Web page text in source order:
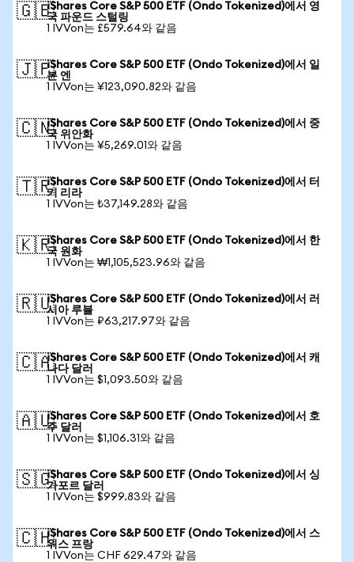
🇬🇧iShares Core S&P 500 ETF (Ondo Tokenized)에서 영
국 파운드 스털링
1 IVVon는 £579.64와 같음
🇯🇵iShares Core S&P 500 ETF (Ondo Tokenized)에서 일
본 엔
1 IVVon는 ¥123,090.82와 같음
🇨🇳iShares Core S&P 500 ETF (Ondo Tokenized)에서 중
국 위안화
1 IVVon는 ¥5,269.01와 같음
🇹🇷iShares Core S&P 500 ETF (Ondo Tokenized)에서 터
키 리라
1 IVVon는 ₺37,149.28와 같음
🇰🇷iShares Core S&P 500 ETF (Ondo Tokenized)에서 한
국 원화
1 IVVon는 ₩1,105,523.96와 같음
🇷🇺iShares Core S&P 500 ETF (Ondo Tokenized)에서 러
시아 루블
1 IVVon는 ₽63,217.97와 같음
🇨🇦iShares Core S&P 500 ETF (Ondo Tokenized)에서 캐
나다 달러
1 IVVon는 $1,093.50와 같음
🇦🇺iShares Core S&P 500 ETF (Ondo Tokenized)에서 호
주 달러
1 IVVon는 $1,106.31와 같음
🇸🇬iShares Core S&P 500 ETF (Ondo Tokenized)에서 싱
가포르 달러
1 IVVon는 $999.83와 같음
🇨🇭iShares Core S&P 500 ETF (Ondo Tokenized)에서 스
위스 프랑
1 IVVon는 CHF 629.47와 같음